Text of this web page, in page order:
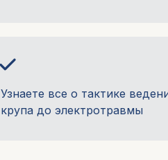
Узнаете все о тактике
крупа до электротравмы